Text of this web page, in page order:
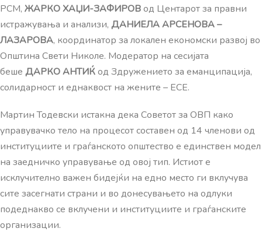
РСМ, ЖАРКО ХАЏИ-ЗАФИРОВод Центарот за правни
истражувања и анализи, ДАНИЕЛА АРСЕНОВА –
ЛАЗАРОВА, координатор за локален економски развој во
Општина Свети Николе. Модератор на сесијата
беше ДАРКО АНТИЌод Здружението за еманципација,
солидарност и еднаквост на жените – ЕСЕ.
Мартин Тодевски истакна дека Советот за ОВП како
управувачко тело на процесот составен од 14 членови од
институциите и граѓанското општество е единствен модел
на заедничко управување од овој тип. Истиот е
исклучително важен бидејќи на едно место ги вклучува
сите засегнати страни и во донесувањето на одлуки
подеднакво се вклучени и институциите и граѓанските
организации.